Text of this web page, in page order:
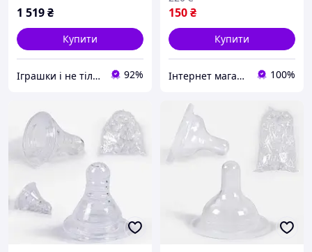
1 519₴
Купити
Iграшки i не тiльки 92%
Зелена
150₴
Купити
Інтернет магазин "ALVANDER" 100%